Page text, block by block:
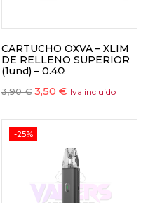
CARTUCHO OXVA – XLIM
DE RELLENO SUPERIOR
(1und) – 0.4Ω
3,90€ 3,50 € Iva incluido
-25%